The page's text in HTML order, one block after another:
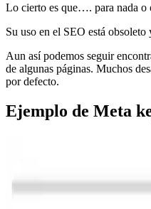
Lo cierto es que…. para nada o
Su uso en el SEO está
Aun así podemos seguir
de algunas páginas. Muchos
por defecto.
Ejemplo de Meta